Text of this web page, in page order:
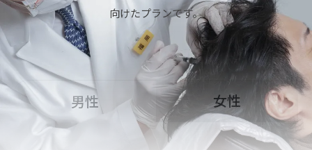
向けたプランです。
このような方におすすめです
男性 女性